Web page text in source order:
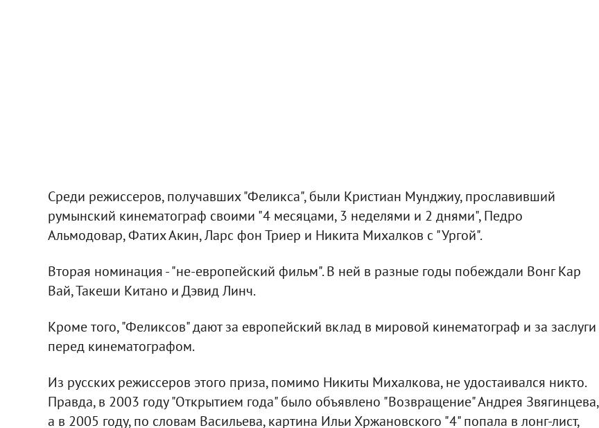
Среди режиссеров, получавших "Феликса", были Кристиан Мунджиу, прославивший
румынский кинематограф своими "4 месяцами, 3 неделями и 2 днями", Педро
Альмодовар, Фатих Акин, Ларс фон Триер и Никита Михалков с "Ургой".
Вторая номинация - "не-европейский фильм". В ней в разные годы побеждали Вонг Кар
Вай, Такеши Китано и Дэвид Линч.
Кроме того, "Феликсов" дают за европейский вклад в мировой кинематограф и за заслуги
перед кинематографом.
Из русских режиссеров этого приза, помимо Никиты Михалкова, не удостаивался никто.
Правда, в 2003 году "Открытием года" было объявлено "Возвращение" Андрея Звягинцева,
а в 2005 году, по словам Васильева, картина Ильи Хржановского "4" попала в лонг-лист,